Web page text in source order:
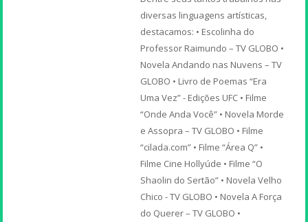
diversas linguagens artísticas,
destacamos: • Escolinha do
Professor Raimundo – TV GLOBO •
Novela Andando nas Nuvens – TV
GLOBO • Livro de Poemas “Era
Uma Vez” - Edições UFC • Filme
“Onde Anda Você” • Novela Morde
e Assopra – TV GLOBO • Filme
“cilada.com” • Filme “Área Q” •
Filme Cine Hollyúde • Filme “O
Shaolin do Sertão” • Novela Velho
Chico - TV GLOBO • Novela A Força
do Querer – TV GLOBO •